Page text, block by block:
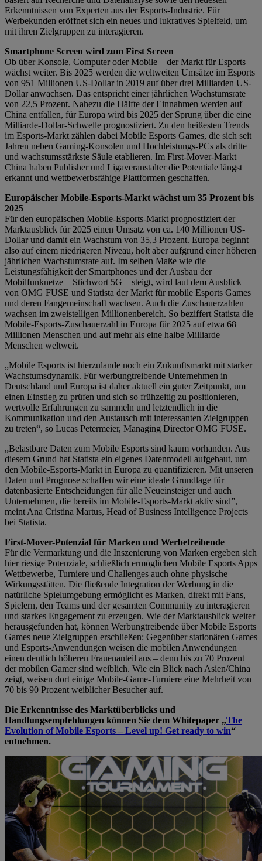
Erkenntnissen von Experten aus der Esports-Industrie. Für
Werbekunden eröffnet sich ein neues und lukratives Spielfeld, um
mit ihren Zielgruppen zu interagieren.
Smartphone Screen wird zum First Screen
Ob über Konsole, Computer oder Mobile – der Markt für Esports
wächst weiter. Bis 2025 werden die weltweiten Umsätze im Esports
von 951 Millionen US-Dollar in 2019 auf über drei Milliarden US-
Dollar anwachsen. Das entspricht einer jährlichen Wachstumsrate
von 22,5 Prozent. Nahezu die Hälfte der Einnahmen werden auf
China entfallen, für Europa wird bis 2025 der Sprung über die eine
Milliarde-Dollar-Schwelle prognostiziert. Zu den heißesten Trends
im Esports-Markt zählen dabei Mobile Esports Games, die sich seit
Jahren neben Gaming-Konsolen und Hochleistungs-PCs als dritte
und wachstumsstärkste Säule etablieren. Im First-Mover-Markt
China haben Publisher und Ligaveranstalter die Potentiale längst
erkannt und wettbewerbsfähige Plattformen geschaffen.
Europäischer Mobile-Esports-Markt wächst um 35 Prozent bis
2025
Für den europäischen Mobile-Esports-Markt prognostiziert der
Marktausblick für 2025 einen Umsatz von ca. 140 Millionen US-
Dollar und damit ein Wachstum von 35,3 Prozent. Europa beginnt
also auf einem niedrigeren Niveau, holt aber aufgrund einer höheren
jährlichen Wachstumsrate auf. Im selben Maße wie die
Leistungsfähigkeit der Smartphones und der Ausbau der
Mobilfunknetze – Stichwort 5G – steigt, wird laut dem Ausblick
von OMG FUSE und Statista der Markt für mobile Esports Games
und deren Fangemeinschaft wachsen. Auch die Zuschauerzahlen
wachsen im zweistelligen Millionenbereich. So beziffert Statista die
Mobile-Esports-Zuschauerzahl in Europa für 2025 auf etwa 68
Millionen Menschen und auf mehr als eine halbe Milliarde
Menschen weltweit.
„Mobile Esports ist hierzulande noch ein Zukunftsmarkt mit starker
Wachstumsdynamik. Für werbungtreibende Unternehmen in
Deutschland und Europa ist daher aktuell ein guter Zeitpunkt, um
einen Einstieg zu prüfen und sich so frühzeitig zu positionieren,
wertvolle Erfahrungen zu sammeln und letztendlich in die
Kommunikation und den Austausch mit interessanten Zielgruppen
zu treten“, so Lucas Petermeier, Managing Director OMG FUSE.
„Belastbare Daten zum Mobile Esports sind kaum vorhanden. Aus
diesem Grund hat Statista ein eigenes Datenmodell aufgebaut, um
den Mobile-Esports-Markt in Europa zu quantifizieren. Mit unseren
Daten und Prognose schaffen wir eine ideale Grundlage für
datenbasierte Entscheidungen für alle Neueinsteiger und auch
Unternehmen, die bereits im Mobile-Esports-Markt aktiv sind”,
meint Ana Cristina Martus, Head of Business Intelligence Projects
bei Statista.
First-Mover-Potenzial für Marken und Werbetreibende
Für die Vermarktung und die Inszenierung von Marken ergeben sich
hier riesige Potenziale, schließlich ermöglichen Mobile Esports Apps
Wettbewerbe, Turniere und Challenges auch ohne physische
Wirkungsstätten. Die fließende Integration der Werbung in die
natürliche Spielumgebung ermöglicht es Marken, direkt mit Fans,
Spielern, den Teams und der gesamten Community zu interagieren
und starkes Engagement zu erzeugen. Wie der Marktausblick weiter
herausgefunden hat, können Werbungtreibende über Mobile Esports
Games neue Zielgruppen erschließen: Gegenüber stationären Games
und Esports-Anwendungen weisen die mobilen Anwendungen
einen deutlich höheren Frauenanteil aus – denn bis zu 70 Prozent
der mobilen Gamer sind weiblich. Wie ein Blick nach Asien/China
zeigt, weisen dort einige Mobile-Game-Turniere eine Mehrheit von
70 bis 90 Prozent weiblicher Besucher auf.
Die Erkenntnisse des Marktüberblicks und
Handlungsempfehlungen können Sie dem Whitepaper „The
Evolution of Mobile Esports – Level up! Get ready to win“
entnehmen.